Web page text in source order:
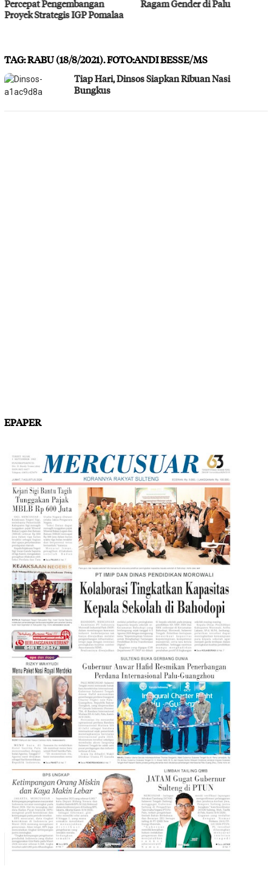
Pomalaa
Ragam Gender di Palu
Bahodopi Hadapi
TAG:RABU (18/8/2021). FOTO:ANDI BESSE/MS
Tiap Hari, Dinsos Siapkan Ribuan Nasi
Bungkus
EPAPER